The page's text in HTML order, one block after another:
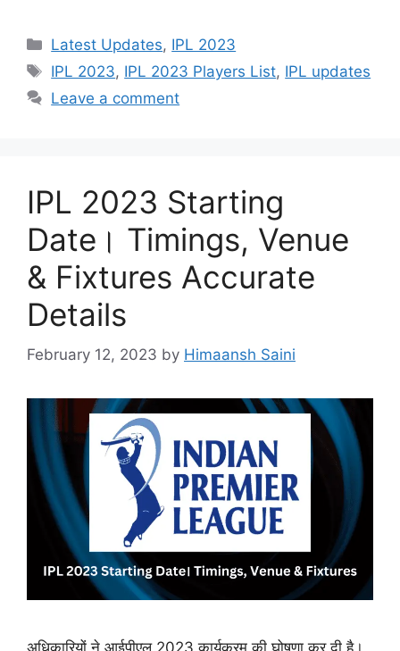
Categories
Latest Updates, IPL 2023
Tags
IPL 2023, IPL 2023 Players List, IPL updates
Leave a comment
IPL 2023 Starting
Date। Timings, Venue
& Fixtures Accurate
Details
February 12, 2023 by Himaansh Saini
अधिकारियों ने आईपीएल 2023 कार्यक्रम की घोषणा कर दी है।